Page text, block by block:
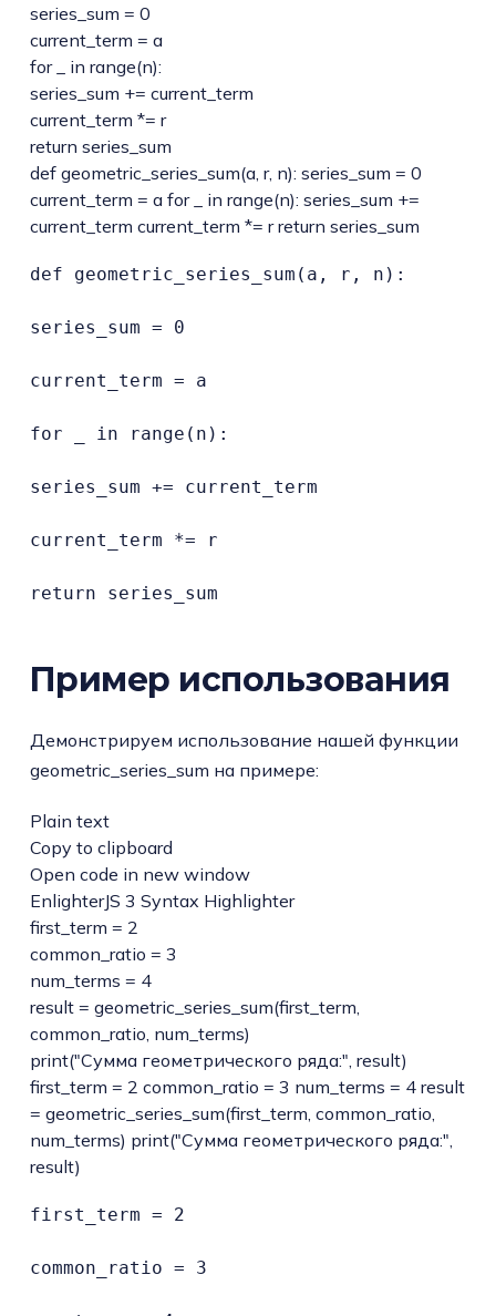
series_sum = 0
current_term = a
for_ in range(n):
series_sum += current_term
current_term *= r
return series_sum
def geometric_series_sum(a, r, n): series_sum = 0
current_term = a for _ in range(n): series_sum +=
current_term current_term *= r return series_sum
def geometric_series_sum(a, r, n):
series_sum = 0
current_term = a
for _ in range(n):
series_sum += current_term
current_term *= r
return series_sum
Пример использования
Демонстрируем использование нашей функции
geometric_series_sum на примере:
Plain text
Copy to clipboard
Open code in new window
EnlighterJS 3 Syntax Highlighter
first_term = 2
common_ratio = 3
num_terms = 4
result = geometric_series_sum(first_term,
common_ratio, num_terms)
print("Сумма геометрического ряда:" , result)
first_term = 2 common_ratio = 3 num_terms = 4 result
= geometric_series_sum(first_term, common_ratio,
num_terms) print("Сумма геометрического ряда:",
result)
first_term = 2
common_ratio = 3